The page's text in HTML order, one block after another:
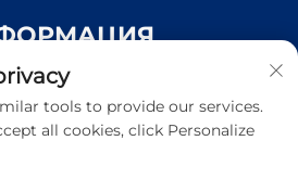
получавате нашия седмичен
бюлетин
tools to provide our services.
all cookies, click Personalize